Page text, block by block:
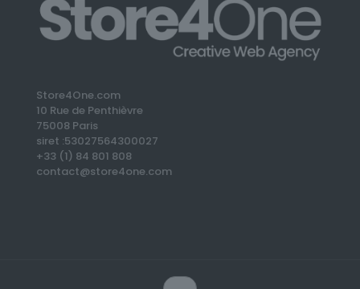
Store4One.com
10 Rue de Penthièvre
75008 Paris
siret :53027564300027
+33 (1) 84 801 808
contact@store4one.com